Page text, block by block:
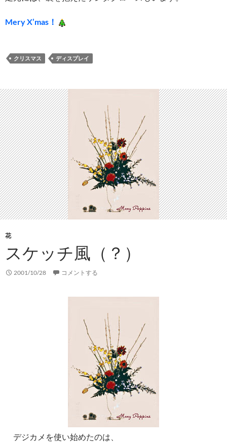
Mery X’mas！
クリスマス ディスプレイ
花
スケッチ風（？）
2001/10/28 コメントする
デジカメを使い始めたのは、